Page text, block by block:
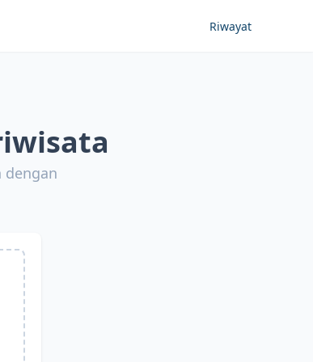
Riwayat
dengan